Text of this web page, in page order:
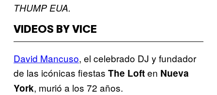
THUMP EUA.
VIDEOS BY VICE
David Mancuso, el celebrado DJ y fundador
de las icónicas fiestas The Loften Nueva
York, murió a los 72 años.